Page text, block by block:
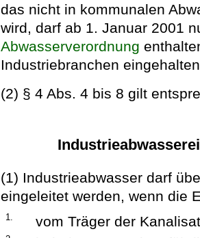
das nicht in kommunalen
wird, darf ab 1. Januar 2001
Abwasserverordnung
Industriebranchen
(2) § 4 Abs. 4 bis 8 gilt
(1) Industrieabwasser darf
eingeleitet werden, wenn die
1. vom Träger der